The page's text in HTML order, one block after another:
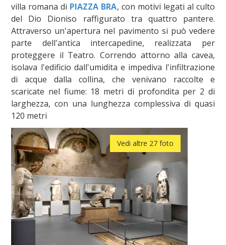
villa romana di PIAZZA BRA, con motivi legati al culto
del Dio Dioniso raffigurato tra quattro pantere.
Attraverso un'apertura nel pavimento si può vedere
parte dell'antica intercapedine, realizzata per
proteggere il Teatro. Correndo attorno alla cavea,
isolava l'edificio dall'umidita e impediva l'infiltrazione
di acque dalla collina, che venivano raccolte e
scaricate nel fiume: 18 metri di profondita per 2 di
larghezza, con una lunghezza complessiva di quasi
120 metri
Vedi altre 27 foto